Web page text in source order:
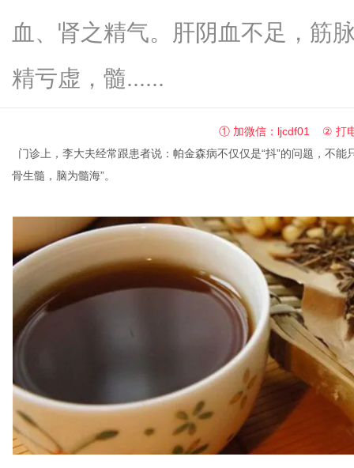
血、肾之精气。肝阴血不足，筋
精亏虚，髓......
① 加微信：ljcdf01 ② 打
门诊上，李大夫经常跟患者说：帕金森病不仅仅是“抖”的问题，不
骨生髓，脑为髓海”。